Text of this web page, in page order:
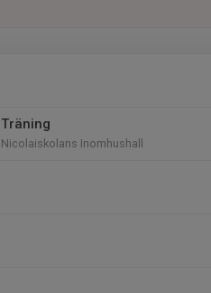
Träning
Nicolaiskolans Inomhushall